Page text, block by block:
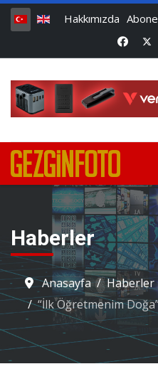
Hakkımızda
Haberler
Anasayfa
Haberler
“İlk Öğretmenim